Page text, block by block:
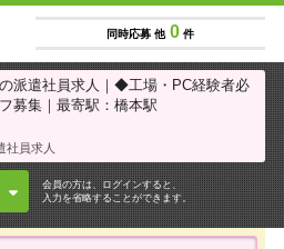
同時応募 他 0 件
派遣社員求人｜◆工場・PC経験者必
募集｜最寄駅：橋本駅
社員求人
会員の方は、ログインすると、
入力を省略することができます。